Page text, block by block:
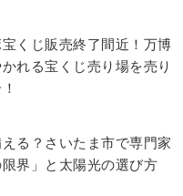
くじ販売終了間近！万博
れる宝くじ売り場を売り
る？さいたま市で専門家
界」と太陽光の選び方